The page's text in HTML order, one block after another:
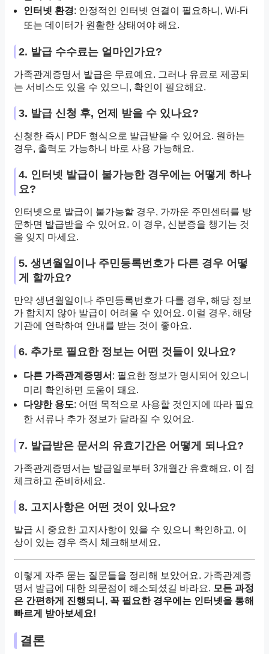
인터넷 환경: 안정적인 인터넷 연결이 필요하니, Wi-Fi
또는 데이터가 원활한 상태여야 해요.
2. 발급 수수료는 얼마인가요?
가족관계증명서 발급은 무료예요. 그러나 유료로 제공되
는 서비스도 있을 수 있으니, 확인이 필요해요.
3. 발급 신청 후, 언제 받을 수 있나요?
신청한 즉시 PDF 형식으로 발급받을 수 있어요. 원하는
경우, 출력도 가능하니 바로 사용 가능해요.
4. 인터넷 발급이 불가능한 경우에는 어떻게 하나
요?
인터넷으로 발급이 불가능할 경우, 가까운 주민센터를 방
문하면 발급받을 수 있어요. 이 경우, 신분증을 챙기는 것
을 잊지 마세요.
5. 생년월일이나 주민등록번호가 다른 경우 어떻
게 할까요?
만약 생년월일이나 주민등록번호가 다를 경우, 해당 정보
가 합치지 않아 발급이 어려울 수 있어요. 이럴 경우, 해당
기관에 연락하여 안내를 받는 것이 좋아요.
6. 추가로 필요한 정보는 어떤 것들이 있나요?
다른 가족관계증명서 : 필요한 정보가 명시되어 있으니
미리 확인하면 도움이 돼요.
다양한 용도: 어떤 목적으로 사용할 것인지에 따라 필요
한 서류나 추가 정보가 달라질 수 있어요.
7. 발급받은 문서의 유효기간은 어떻게 되나요?
가족관계증명서는 발급일로부터 3개월간 유효해요. 이 점
체크하고 준비하세요.
8. 고지사항은 어떤 것이 있나요?
발급 시 중요한 고지사항이 있을 수 있으니 확인하고, 이
상이 있는 경우 즉시 체크해보세요.
이렇게 자주 묻는 질문들을 정리해 보았어요. 가족관계증
명서 발급에 대한 의문점이 해소되셨길 바라요. 모든 과정
은 간편하게 진행되니, 꼭 필요한 경우에는 인터넷을 통해
빠르게 받아보세요!
결론